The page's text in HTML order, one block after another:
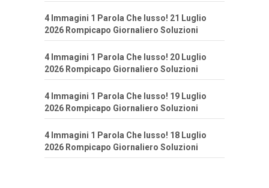
4 Immagini 1 Parola Che lusso! 21 Luglio
2026 Rompicapo Giornaliero Soluzioni
4 Immagini 1 Parola Che lusso! 20 Luglio
2026 Rompicapo Giornaliero Soluzioni
4 Immagini 1 Parola Che lusso! 19 Luglio
2026 Rompicapo Giornaliero Soluzioni
4 Immagini 1 Parola Che lusso! 18 Luglio
2026 Rompicapo Giornaliero Soluzioni